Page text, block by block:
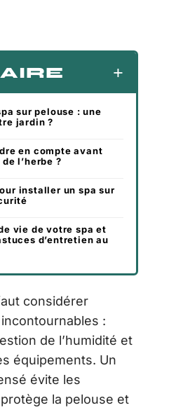
sur pelouse : une
jardin ?
en compte avant
l’herbe ?
installer un spa sur
vie de votre spa et
d’entretien au
considérer
:
de l’humidité et
équipements. Un
évite les
la pelouse et